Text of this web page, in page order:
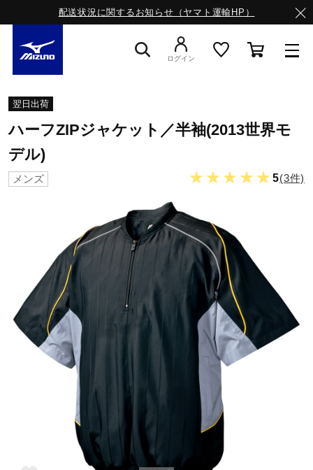
配送状況に関するお知らせ（ヤマト運輸HP）
サッカー／フットサル
トレーニング
野球
ゴルフ
スイム
ログイン
翌日出荷
ハーフZIPジャケット／半袖(2013世界モ
デル)
メンズ ★★★★★5(3件)